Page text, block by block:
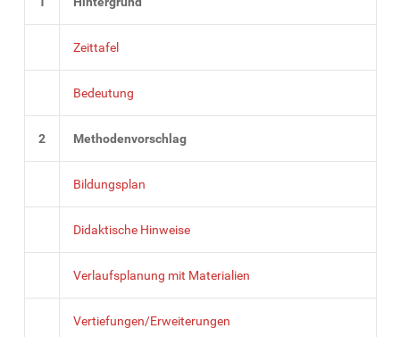
Zeittafel
Bedeutung
2 Methodenvorschlag
Bildungsplan
Didaktische Hinweise
Verlaufsplanung mit Materialien
Vertiefungen/Erweiterungen